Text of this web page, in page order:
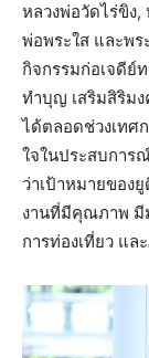
หลวงพ่อวัดไร่ขิง
พ่อพระใส และพ
กิจกรรมก่อเจดีย์
ทำบุญ เสริมสิริม
ได้ตลอดช่วงเทศ
ใจในประสบกา
ว่าเป้าหมายของ
งานที่มีคุณภาพ มี
การท่องเที่ยว แ